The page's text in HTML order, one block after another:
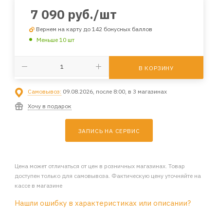
7 090 руб./шт
Вернем на карту до 142 бонусных баллов
Меньше 10 шт
В КОРЗИНУ
Самовывоз: 09.08.2026, после 8:00, в 3 магазинах
Хочу в подарок
ЗАПИСЬ НА СЕРВИС
Цена может отличаться от цен в розничных магазинах. Товар
доступен только для самовывоза. Фактическую цену уточняйте на
кассе в магазине
Нашли ошибку в характеристиках или описании?